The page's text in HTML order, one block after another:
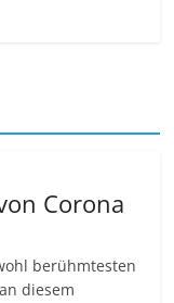
Corona
berühmtesten
diesem